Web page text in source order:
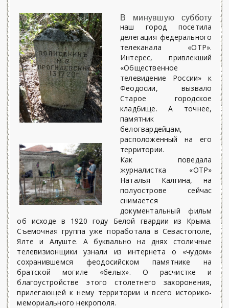
В минувшую субботу
наш город посетила
делегация федерального
телеканала «ОТР».
Интерес, привлекший
«Общественное
телевидение России» к
Феодосии, вызвало
Старое городское
кладбище. А точнее,
памятник
белогвардейцам,
расположенный на его
территории.
Как поведала
журналистка «ОТР»
Наталья Калгина, на
полуострове сейчас
снимается
документальный фильм
об исходе в 1920 году Белой гвардии из Крыма.
Съемочная группа уже поработала в Севастополе,
Ялте и Алуште. А буквально на днях столичные
телевизионщики узнали из интернета о «чудом»
сохранившемся феодосийском памятнике на
братской могиле «белых». О расчистке и
благоустройстве этого столетнего захоронения,
прилегающей к нему территории и всего историко-
мемориального некрополя.